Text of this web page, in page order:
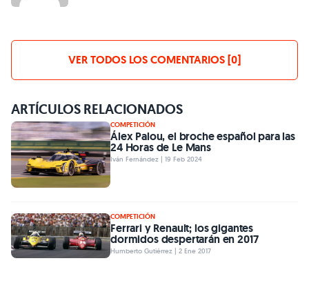
VER TODOS LOS COMENTARIOS [0]
ARTÍCULOS RELACIONADOS
COMPETICIÓN
Álex Palou, el broche español para las
24 Horas de Le Mans
Iván Fernández | 19 Feb 2024
COMPETICIÓN
Ferrari y Renault; los gigantes
dormidos despertarán en 2017
Humberto Gutiérrez | 2 Ene 2017